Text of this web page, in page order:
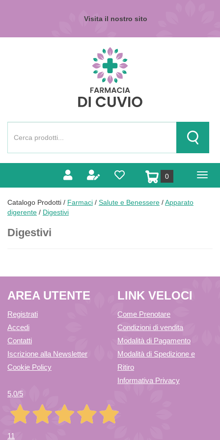
Visita il nostro sito
Prodotto
Cerca
0prodotti
inseriti
Catalogo Prodotti / Farmaci / Salute e Benessere /Apparato
digerente / Digestivi
Digestivi
AREA UTENTE
Registrati
Accedi
Contatti
Iscrizione alla Newsletter
Cookie Policy
LINK VELOCI
Come Prenotare
Condizioni di vendita
Modalità di Pagamento
Modalità di Spedizione e
Ritiro
Informativa Privacy
5,0/5
11